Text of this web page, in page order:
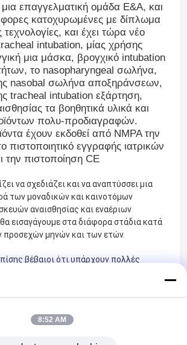
σωλήνων
διάδρομος μασκών
σωλήνας εναέριων διαδρόμων
σωλήνας
σωλήνας μονάδων λούμεν
πίεσης εναέριων διαδρόμων
επαγγελματική ομάδα Ε&Α, και
κατοχυρωμένες με δίπλωμα
τεχνολογίες, και έχει τώρα νέο
intubation, μίας χρήσης
μια μάσκα, βρογχικό intubation
το nasopharyngeal σωλήνα,
nasobal σωλήνα αποξηράνσεων,
tracheal intubation εξάρτηση,
τα βοηθητικά υλικά και
πολυ-προδιαγραφών.
έχουν εκδοθεί από NMPA την
πιστοποιητικό εγγραφής ιατρικών
την πιστοποίηση CE
να σχεδιάζει και να αναπτύσσει μια
των μοναδικών και καινοτόμων
αναισθησίας και εναέριων
εισαγάγουμε στα διάφορα στάδια κατά
προσεχών μηνών και των ετών.
βέβαιοι ότι υπάρχουν πολλές
ιδέες εκεί έξω και πιστεύουμε
υγειονομικής περίθαλψης που
χρησιμοποιούν τις ιατρικές συσκευές
βελτιώσει μια συσκευή ότι
8:52 AM